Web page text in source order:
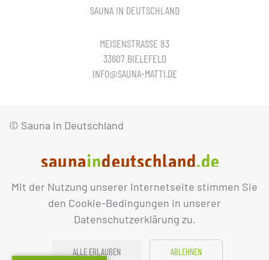
Mit der Nutzung unserer Internetseite stimmen Sie
den Cookie-Bedingungen in unserer
Datenschutzerklärung zu.
ALLE ERLAUBEN ABLEHNEN
SAUNA IN DEUTSCHLAND
MEISENSTRASSE 83
33607 BIELEFELD
INFO@SAUNA-MATTI.DE
© Sauna in Deutschland
IMPRESSUM DATENSCHUTZ